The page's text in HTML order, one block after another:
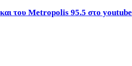
του Metropolis 95.5 στο youtube